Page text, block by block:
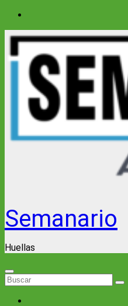
Saltar
contenido
Semanario
Huellas